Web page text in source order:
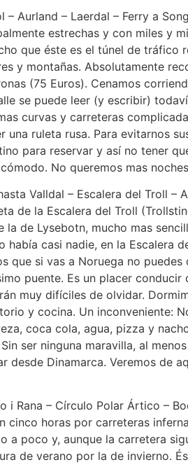
Aurland – Laerdal – Ferry a
estrechas y con miles y
que éste es el túnel de
y montañas. Absolutamente
(75 Euros). Cenamos
se puede leer (y escribir)
curvas y carreteras
una ruleta rusa. Para evitarnos
para reservar y así no tener
No queremos mas
Valldal – Escalera del Troll
de la Escalera del Troll
de Lysebotn, mucho mas
casi nadie, en la
que si vas a Noruega no
puente. Es un placer
muy difíciles de olvidar.
y cocina. Un
coca cola, agua, pizza y
ser ninguna maravilla, al
Dinamarca. Veremos de
i Rana – Círculo Polar Ártico –
cinco horas por carreteras
a poco y, aunque la carretera
de verano por la de invierno.